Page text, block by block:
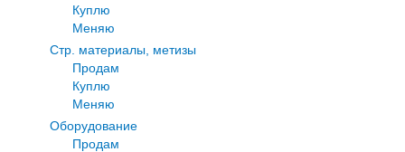
Куплю
Меняю
Стр. материалы, метизы
Продам
Куплю
Меняю
Оборудование
Продам